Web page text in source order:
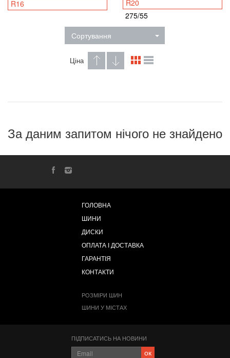
R16
R20
275/55
Сортування
Ціна
За даним запитом нічого не знайдено
ГОЛОВНА
ШИНИ
ДИСКИ
ОПЛАТА І ДОСТАВКА
ГАРАНТІЯ
КОНТАКТИ
РОЗМІРИ ШИН
ШИНИ У МІСТАХ
ПІДПИСАТИСЬ НА НОВИНИ
ок